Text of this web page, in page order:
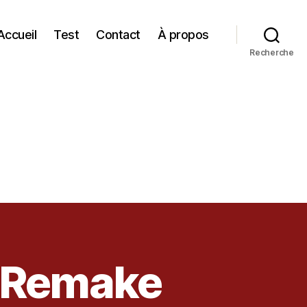
Test Contact À propos
Recherche